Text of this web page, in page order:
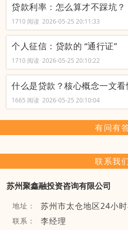
贷款利率：怎么算才不踩坑？
1710 阅读 2026-05-25 20:11:33
个人征信：贷款的 “通行证”
1710 阅读 2026-05-25 20:10:22
什么是贷款？核心概念一文看
1665 阅读 2026-05-25 20:10:04
有问有
联系我
苏州聚鑫融投资咨询有限公司
地址： 苏州市太仓地区24小
联系： 李经理